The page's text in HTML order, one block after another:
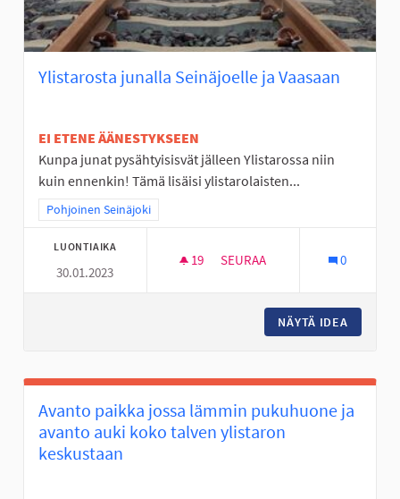
Ylistarosta junalla Seinäjoelle ja Vaasaan
EI ETENE ÄÄNESTYKSEEN
Kunpa junat pysähtyisisvät jälleen Ylistarossa niin
kuin ennenkin! Tämä lisäisi ylistarolaisten...
Rajaa tulokset teeman mukaan: Pohjoinen Seinäjoki
Pohjoinen Seinäjoki
LUONTIAIKA
30.01.2023
19 19 SEURAAJAA
SEURAA 0
NÄYTÄ IDEA
Avanto paikka jossa lämmin pukuhuone ja
avanto auki koko talven ylistaron
keskustaan